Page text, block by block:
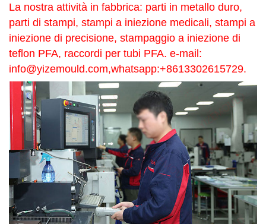
La nostra attività in fabbrica: parti in metallo duro,
parti di stampi, stampi a iniezione medicali, stampi a
iniezione di precisione, stampaggio a iniezione di
teflon PFA, raccordi per tubi PFA. e-mail:
info@yizemould.com,whatsapp:+8613302615729.